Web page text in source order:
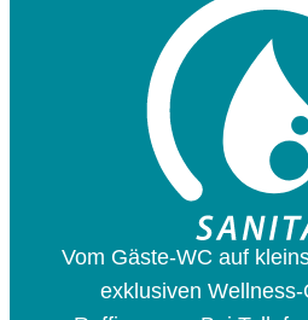
BÄDER
VOM
GÄSTE - WC BIS
HEIMISCHEN
OASE
Vom Gäste-WC auf
exklusiven